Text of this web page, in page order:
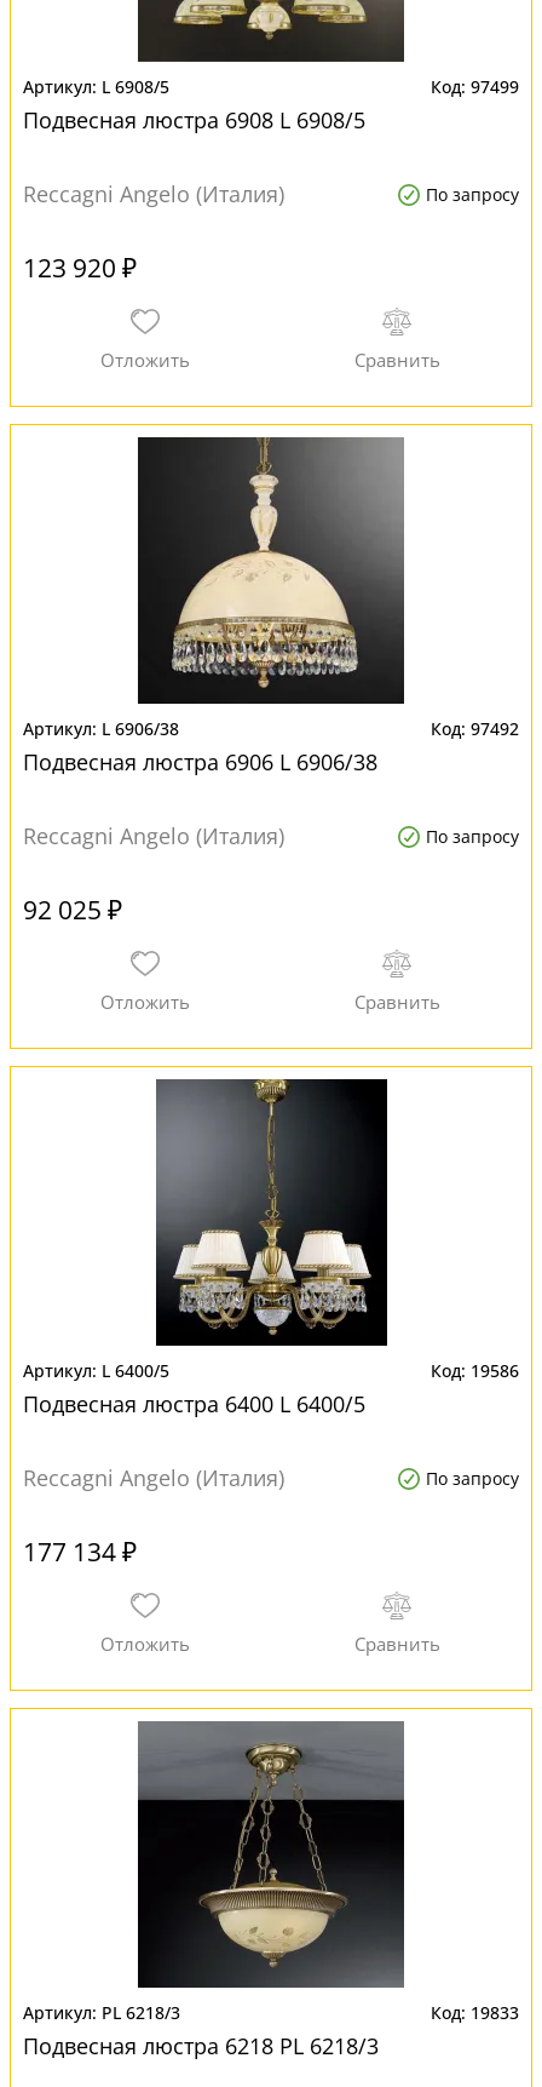
L 6908/5 97499
Подвесная люстра 6908 L 6908/5
Reccagni Angelo (Италия) По запросу
123 920 ₽
L 6906/38 97492
Подвесная люстра 6906 L 6906/38
Reccagni Angelo (Италия) По запросу
92 025 ₽
L 6400/5 19586
Подвесная люстра 6400 L 6400/5
Reccagni Angelo (Италия) По запросу
177 134 ₽
PL 6218/3 19833
Подвесная люстра 6218 PL 6218/3